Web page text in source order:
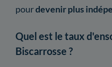
pourdevenir plus
Quel est le taux
Biscarrosse ?